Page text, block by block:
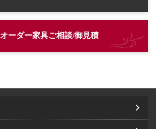
オーダー家具ご相談/御見積